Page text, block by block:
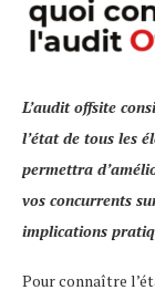
L’audit offsite
l’état de tous les
permettra
vos concurrents
implications
Pour connaître